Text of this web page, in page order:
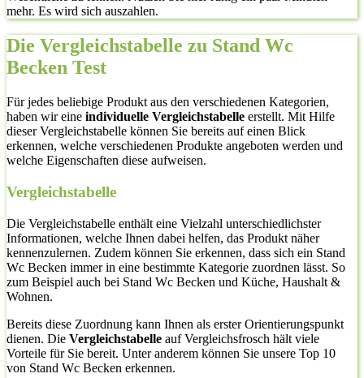
mehr. Es wird sich auszahlen.
Die Vergleichstabelle zu Stand Wc
Becken Test
Für jedes beliebige Produkt aus den verschiedenen Kategorien,
haben wir eine individuelle Vergleichstabelle erstellt. Mit Hilfe
dieser Vergleichstabelle können Sie bereits auf einen Blick
erkennen, welche verschiedenen Produkte angeboten werden und
welche Eigenschaften diese aufweisen.
Vergleichstabelle
Die Vergleichstabelle enthält eine Vielzahl unterschiedlichster
Informationen, welche Ihnen dabei helfen, das Produkt näher
kennenzulernen. Zudem können Sie erkennen, dass sich ein Stand
Wc Becken immer in eine bestimmte Kategorie zuordnen lässt. So
zum Beispiel auch bei Stand Wc Becken und Küche, Haushalt &
Wohnen.
Bereits diese Zuordnung kann Ihnen als erster Orientierungspunkt
dienen. Die Vergleichstabelle auf Vergleichsfrosch hält viele
Vorteile für Sie bereit. Unter anderem können Sie unsere Top 10
von Stand Wc Becken erkennen.